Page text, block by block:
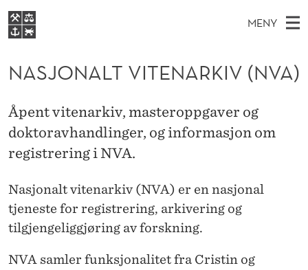
N
A
S
O
N
A
L
T
V
MENY
O
E
D
M
N
Y
VIDEREUTDANNING
Ø
K
E
T
S
T
E
D
Forsiden
Studier
Om NHH
Alumni
NASJONALT VITENARKIV (NVA)
Åpent vitenarkiv, masteroppgaver og
doktoravhandlinger, og informasjon om
registrering i NVA.
Nasjonalt vitenarkiv (NVA) er en nasjonal
tjeneste for registrering, arkivering og
tilgjengeliggjøring av forskning.
NVA samler funksjonalitet fra Cristin og